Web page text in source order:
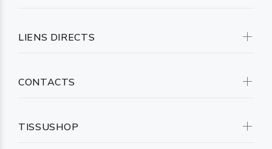
LIENS DIRECTS
CONTACTS
TISSUSHOP